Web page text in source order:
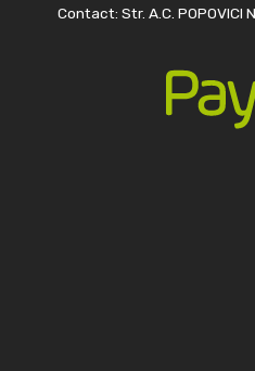
Contact: Str. A.C. POPOVICI